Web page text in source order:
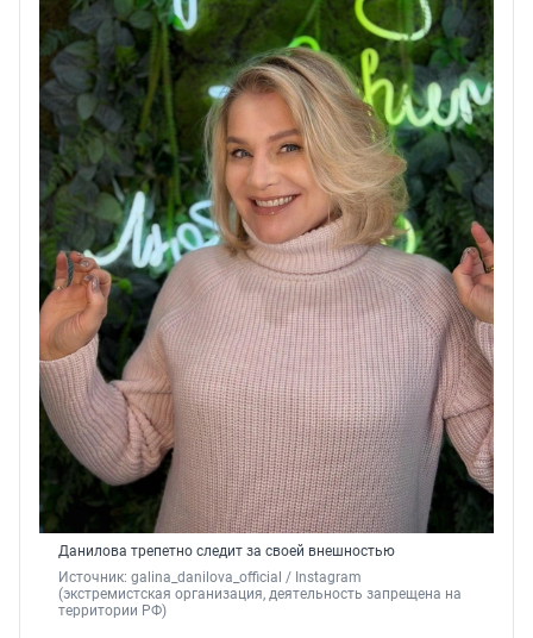
Данилова трепетно следит за своей внешностью
Источник: galina_danilova_official / Instagram
(экстремистская организация, деятельность запрещена на
территории РФ)